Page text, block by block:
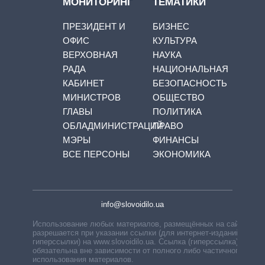
ПРЕЗИДЕНТ И
ОФИС
ВЕРХОВНАЯ
РАДА
КАБИНЕТ
МИНИСТРОВ
ГЛАВЫ
ОБЛАДМИНИСТРАЦИЙ
МЭРЫ
ВСЕ ПЕРСОНЫ
БИЗНЕС
КУЛЬТУРА
НАУКА
НАЦИОНАЛЬНАЯ
БЕЗОПАСНОСТЬ
ОБЩЕСТВО
ПОЛИТИКА
ПРАВО
ФИНАНСЫ
ЭКОНОМИКА
info@slovoidilo.ua
Использование любых материалов, размещённых на сайте,
разрешается при указании ссылки (для интернет-изданий —
гиперссылки) на www.slovoidilo.ua. Ссылка (гиперссылка)
обязательна вне зависимости от полного либо частичного
использования материалов.